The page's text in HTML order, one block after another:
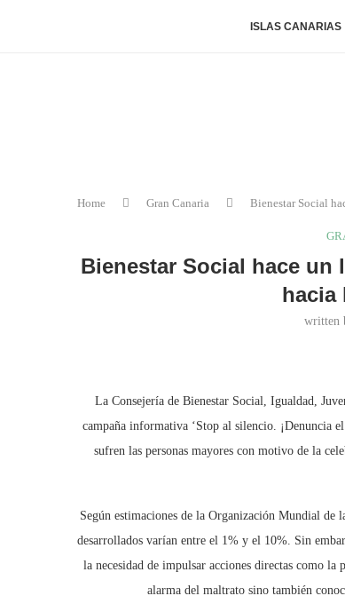
ISLAS CANARIAS
Home Gran Canaria Bienestar Social
Bienestar Social hace un
hacia
written
La Consejería de Bienestar Social, Igualdad,
campaña informativa ‘Stop al silencio. ¡Denuncia
sufren las personas mayores con motivo de la
Según estimaciones de la Organización Mundial de
desarrollados varían entre el 1% y el 10%. Sin
la necesidad de impulsar acciones directas como
alarma del maltrato sino también